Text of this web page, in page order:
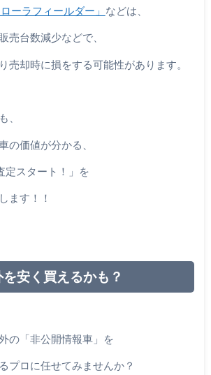
ローラフィールダー」 などは、
売台数減少などで、
売却時に損をする可能性があります。
、
の価値が分かる、
定スタート！」を
ます！！
安く買えるかも？
の「非公開情報車」を
プロに任せてみませんか？